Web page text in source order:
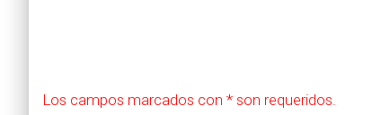
Los campos marcados con * son requeridos.